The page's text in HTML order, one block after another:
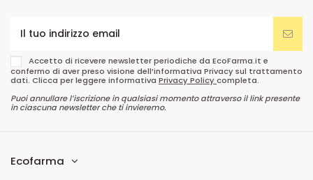
Accetto di ricevere newsletter periodiche da EcoFarma.it e
confermo di aver preso visione dell’informativa Privacy sul trattamento
dati. Clicca per leggere informativa Privacy Policycompleta.
Puoi annullare l’iscrizione in qualsiasi momento attraverso il link presente
in ciascuna newsletter che ti invieremo.
Ecofarma